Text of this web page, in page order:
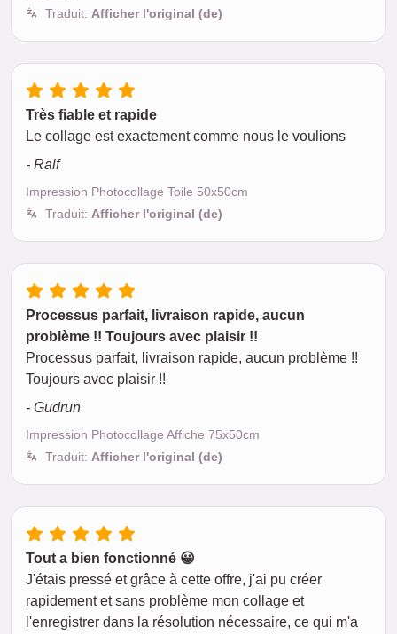
Traduit: Afficher l'original (de)
Très fiable et rapide
Le collage est exactement comme nous le voulions
- Ralf
Impression Photocollage Toile 50x50cm
Traduit: Afficher l'original (de)
Processus parfait, livraison rapide, aucun
problème !! Toujours avec plaisir !!
Processus parfait, livraison rapide, aucun problème !!
Toujours avec plaisir !!
- Gudrun
Impression Photocollage Affiche 75x50cm
Traduit: Afficher l'original (de)
Tout a bien fonctionné 😀
J'étais pressé et grâce à cette offre, j'ai pu créer
rapidement et sans problème mon collage et
l'enregistrer dans la résolution nécessaire, ce qui m'a